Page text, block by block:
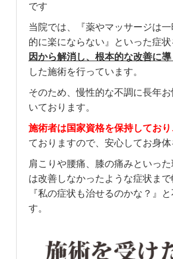
です
当院では、『薬やマッサージは
的に楽にならない』といった症状
因から解消し、根本的な改善に導
した施術を行っています。
そのため、慢性的な不調に長年
いております。
施術者は国家資格を保持してお
ておりますので、安心してお身体
肩こりや腰痛、膝の痛みといっ
は改善しなかったような症状まで
『私の症状も治せるのかな？』
す。